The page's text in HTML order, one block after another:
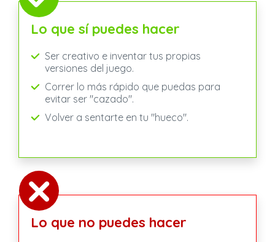
Lo que sí puedes hacer
Ser creativo e inventar tus propias
versiones del juego.
Correr lo más rápido que puedas para
evitar ser "cazado".
Volver a sentarte en tu "hueco".
Lo que no puedes hacer